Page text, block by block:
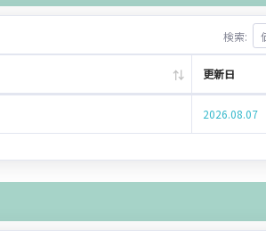
検索:
更新日
2026.08.07